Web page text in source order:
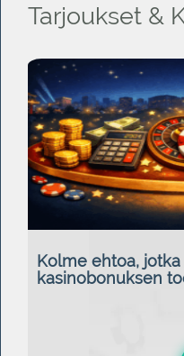
Tarjoukset &
Kolme ehtoa,
kasinobonuksen